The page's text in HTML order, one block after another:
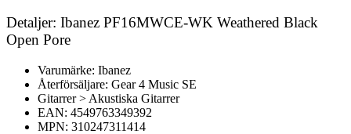
Detaljer: Ibanez PF16MWCE-WK Weathered Black
Open Pore
Varumärke: Ibanez
Återförsäljare: Gear 4 Music SE
Gitarrer > Akustiska Gitarrer
EAN: 4549763349392
MPN: 310247311414